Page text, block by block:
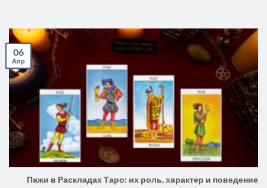
Пажи в Раскладах Таро: их роль, характер и поведение
06
Апр